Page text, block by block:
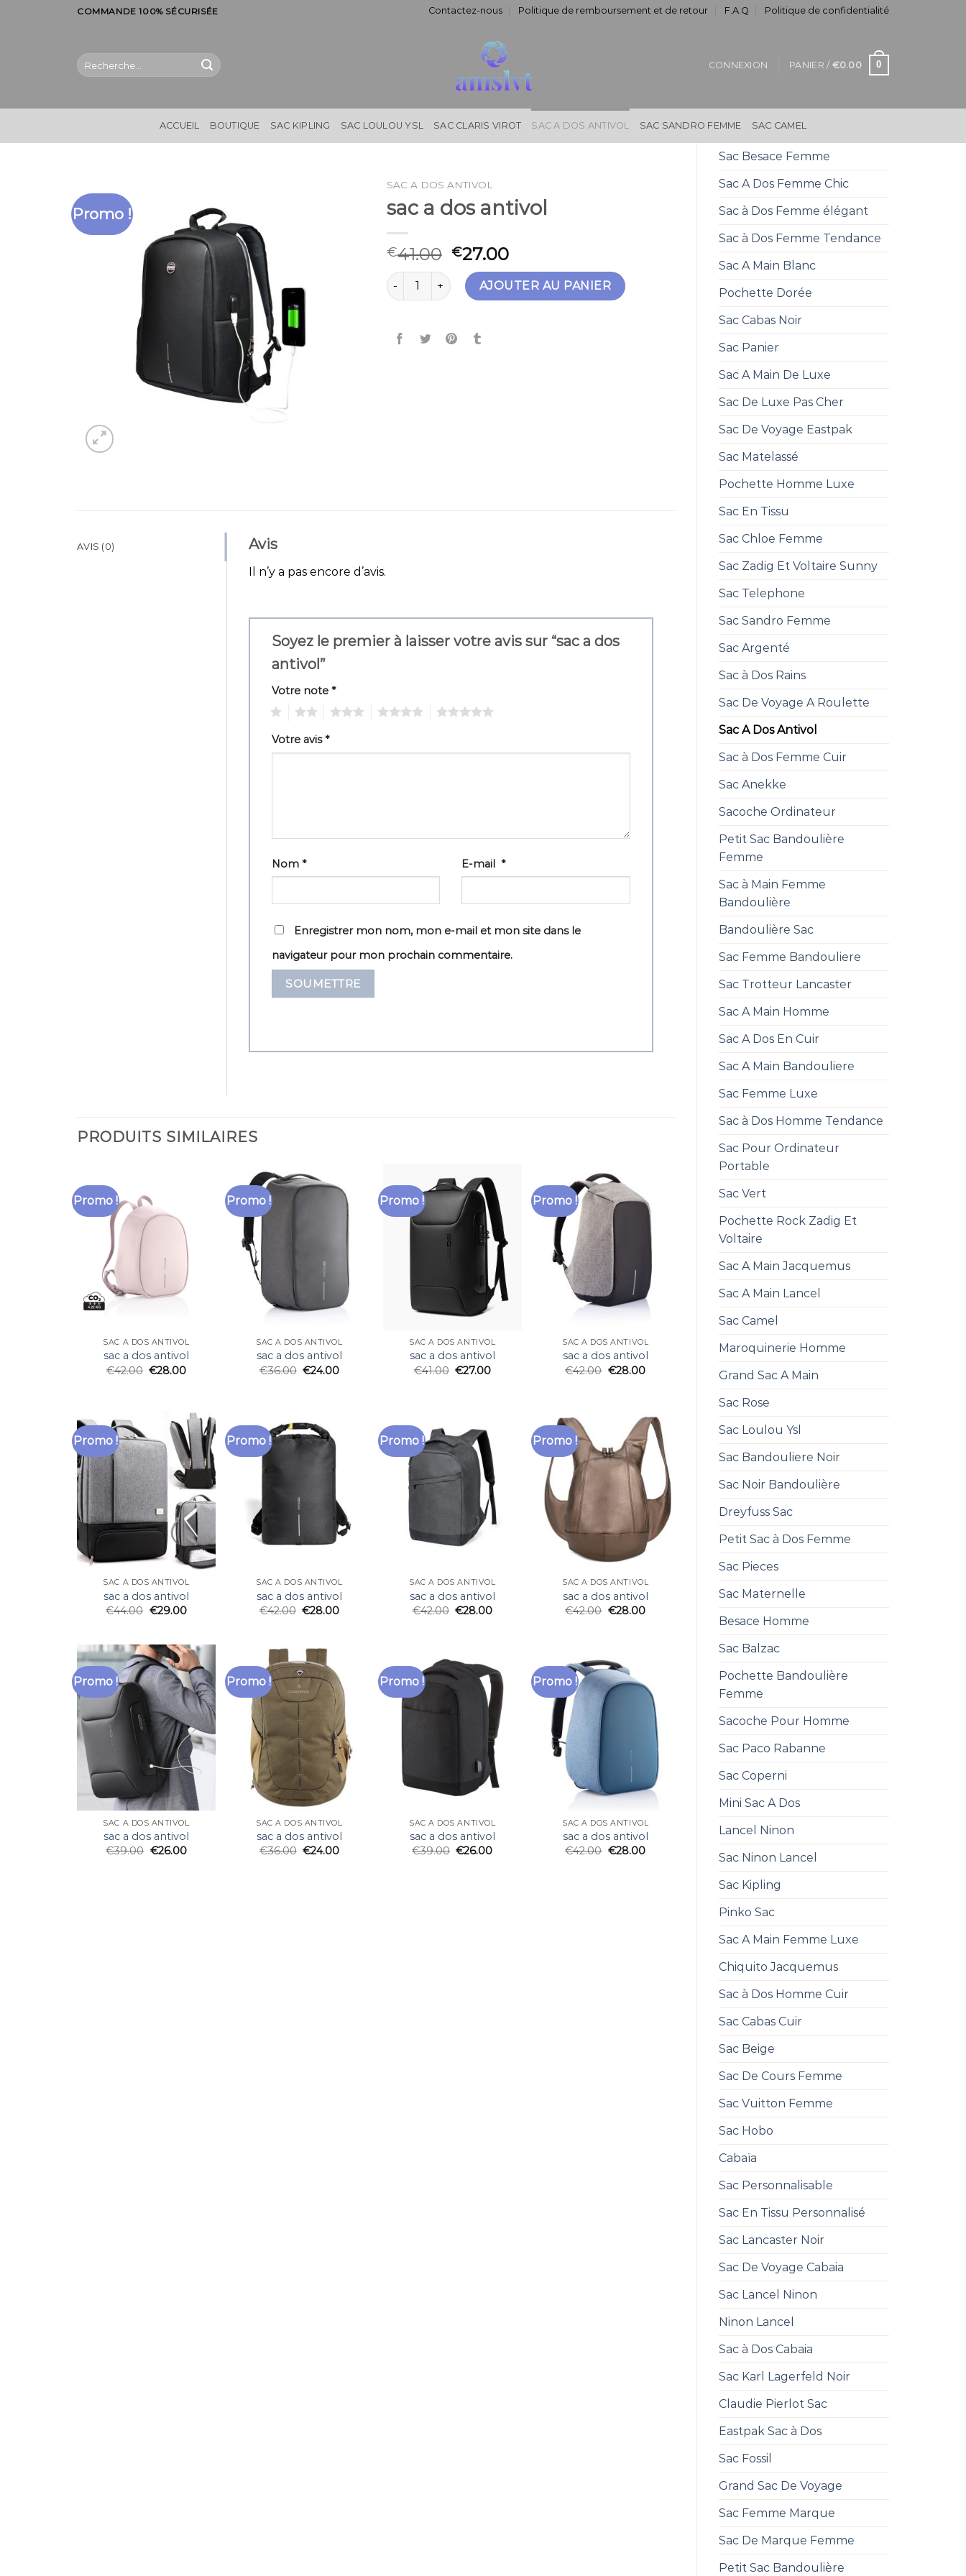
COMMANDE 100% SÉCURISÉE Contactez-nous Politique de remboursement et de retour F.A.Q Politique de confidentialité
Recherche
pour :
CONNEXION PANIER / €0.00 0
ACCUEIL BOUTIQUE SAC KIPLING SAC LOULOU YSL SAC CLARIS VIROT SAC A DOS ANTIVOL SAC SANDRO FEMME SAC CAMEL
Sac Besace Femme
Sac A Dos Femme Chic
Sac à Dos Femme élégant
Sac à Dos Femme Tendance
Sac A Main Blanc
Pochette Dorée
Sac Cabas Noir
Sac Panier
Sac A Main De Luxe
Sac De Luxe Pas Cher
Sac De Voyage Eastpak
Sac Matelassé
Pochette Homme Luxe
Sac En Tissu
Sac Chloe Femme
Sac Zadig Et Voltaire Sunny
Sac Telephone
Sac Sandro Femme
Sac Argenté
Sac à Dos Rains
Sac De Voyage A Roulette
Sac A Dos Antivol
Sac à Dos Femme Cuir
Sac Anekke
Sacoche Ordinateur
Petit Sac Bandoulière
Femme
Sac à Main Femme
Bandoulière
Bandoulière Sac
Sac Femme Bandouliere
Sac Trotteur Lancaster
Sac A Main Homme
Sac A Dos En Cuir
Sac A Main Bandouliere
Sac Femme Luxe
Sac à Dos Homme Tendance
Sac Pour Ordinateur
Portable
Sac Vert
Pochette Rock Zadig Et
Voltaire
Sac A Main Jacquemus
Sac A Main Lancel
Sac Camel
Maroquinerie Homme
Grand Sac A Main
Sac Rose
Sac Loulou Ysl
Sac Bandouliere Noir
Sac Noir Bandoulière
Dreyfuss Sac
Petit Sac à Dos Femme
Sac Pieces
Sac Maternelle
Besace Homme
Sac Balzac
Pochette Bandoulière
Femme
Sacoche Pour Homme
Sac Paco Rabanne
Sac Coperni
Mini Sac A Dos
Lancel Ninon
Sac Ninon Lancel
Sac Kipling
Pinko Sac
Sac A Main Femme Luxe
Chiquito Jacquemus
Sac à Dos Homme Cuir
Sac Cabas Cuir
Sac Beige
Sac De Cours Femme
Sac Vuitton Femme
Sac Hobo
Cabaïa
Sac Personnalisable
Sac En Tissu Personnalisé
Sac Lancaster Noir
Sac De Voyage Cabaia
Sac Lancel Ninon
Ninon Lancel
Sac à Dos Cabaia
Sac Karl Lagerfeld Noir
Claudie Pierlot Sac
Eastpak Sac à Dos
Sac Fossil
Grand Sac De Voyage
Sac Femme Marque
Sac De Marque Femme
Petit Sac Bandoulière
Promo !
SAC A DOS ANTIVOL
sac a dos antivol
€41.00 €27.00
quantité de sac a dos antivolAJOUTER AU PANIER
AVIS (0) Avis
Il n’y a pas encore d’avis.
Soyez le premier à laisser votre avis sur “sac a dos
antivol”
Votre note *
Votre avis*
Nom * E-mail*
Enregistrer mon nom, mon e-mail et mon site dans le
navigateur pour mon prochain commentaire.
PRODUITS SIMILAIRES
Promo !
SAC A DOS ANTIVOL
sac a dos antivol
€42.00 €28.00
Promo !
SAC A DOS ANTIVOL
sac a dos antivol
€36.00 €24.00
Promo !
SAC A DOS ANTIVOL
sac a dos antivol
€41.00 €27.00
Promo !
SAC A DOS ANTIVOL
sac a dos antivol
€42.00 €28.00
Promo !
SAC A DOS ANTIVOL
sac a dos antivol
€44.00 €29.00
Promo !
SAC A DOS ANTIVOL
sac a dos antivol
€42.00 €28.00
Promo !
SAC A DOS ANTIVOL
sac a dos antivol
€42.00 €28.00
Promo !
SAC A DOS ANTIVOL
sac a dos antivol
€42.00 €28.00
Promo !
SAC A DOS ANTIVOL
sac a dos antivol
€39.00 €26.00
Promo !
SAC A DOS ANTIVOL
sac a dos antivol
€36.00 €24.00
Promo !
SAC A DOS ANTIVOL
sac a dos antivol
€39.00 €26.00
Promo !
SAC A DOS ANTIVOL
sac a dos antivol
€42.00 €28.00